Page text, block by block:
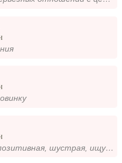
Жизнерадостная, позитивная, шустрая, ищу для себя нормального мужика